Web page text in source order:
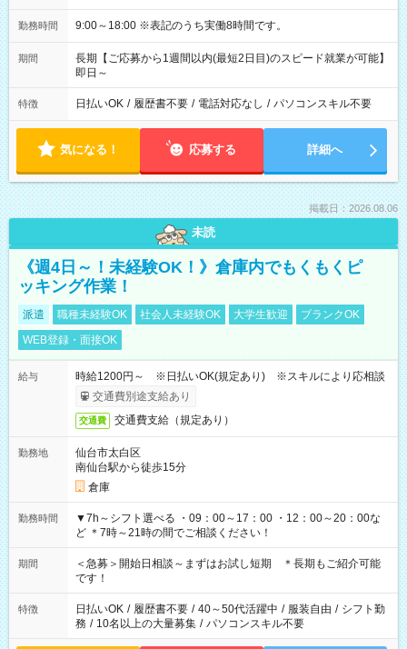
勤務時間 9:00～18:00 ※表記のうち実働8時間です。
期間
長期【ご応募から1週間以内(最短2日目)のスピード就業が可能】
即日～
特徴 日払いOK / 履歴書不要 / 電話対応なし / パソコンスキル不要
気になる！ 応募する 詳細へ
掲載日：2026.08.06
未読
《週4日～！未経験OK！》倉庫内でもくもくピ
ッキング作業！
派遣 職種未経験OK 社会人未経験OK 大学生歓迎
ブランクOK
WEB登録・面接OK
給与
時給1200円～ ※日払いOK(規定あり) ※スキルにより応相談
交通費別途支給あり
交通費 交通費支給（規定あり）
勤務地
仙台市太白区
南仙台駅から徒歩15分
倉庫
勤務時間
▼7h～シフト選べる ・09：00～17：00 ・12：00～20：00な
ど ＊7時～21時の間でご相談ください！
期間
＜急募＞開始日相談～まずはお試し短期 ＊長期もご紹介可能
です！
特徴 日払いOK / 履歴書不要 / 40～50代活躍中 / 服装自由 / シフト勤
務 / 10名以上の大量募集 / パソコンスキル不要